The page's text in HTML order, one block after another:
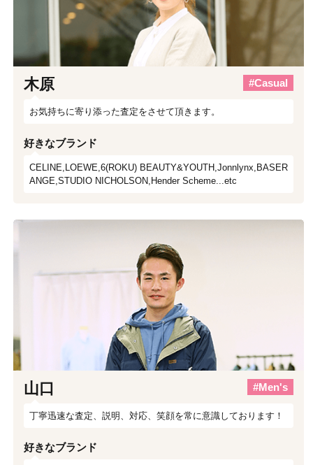
木原 #Casual
お気持ちに寄り添った査定をさせて頂きます。
好きなブランド
CELINE,LOEWE,6(ROKU) BEAUTY&YOUTH,Jonnlynx,BASER
ANGE,STUDIO NICHOLSON,Hender Scheme...etc
山口 #Men's
丁寧迅速な査定、説明、対応、笑顔を常に意識しております！
好きなブランド